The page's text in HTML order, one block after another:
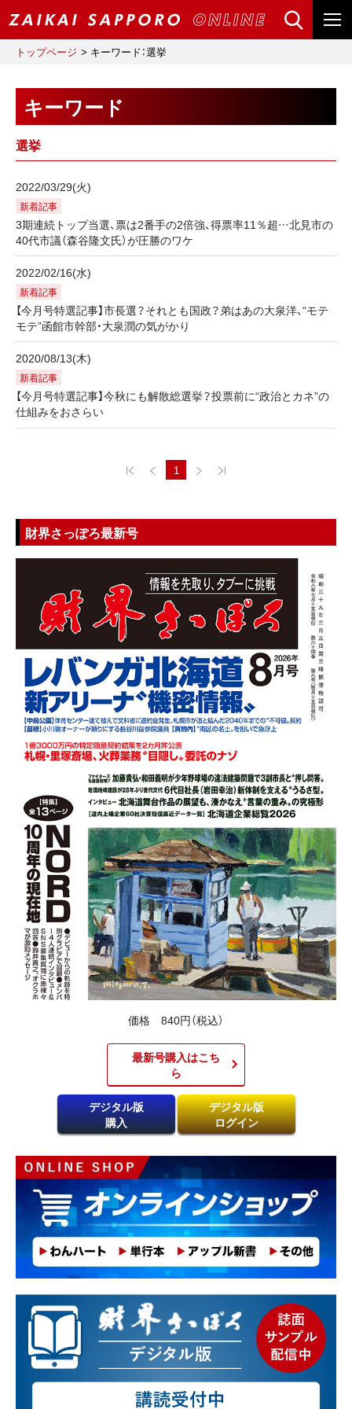
トップページ キーワード：選挙
キーワード
選挙
2022/03/29(火)
新着記事
3期連続トップ当選、票は2番手の2倍強、得票率11％超…北見市の
40代市議（森谷隆文氏）が圧勝のワケ
2022/02/16(水)
新着記事
【今月号特選記事】市長選？それとも国政？弟はあの大泉洋、“モテ
モテ”函館市幹部・大泉潤の気がかり
2020/08/13(木)
新着記事
【今月号特選記事】今秋にも解散総選挙？投票前に“政治とカネ”の
仕組みをおさらい
1
財界さっぽろ最新号
価格 840円（税込）
最新号購入はこち
ら​
デジタル版
購入
デジタル版
ログイン